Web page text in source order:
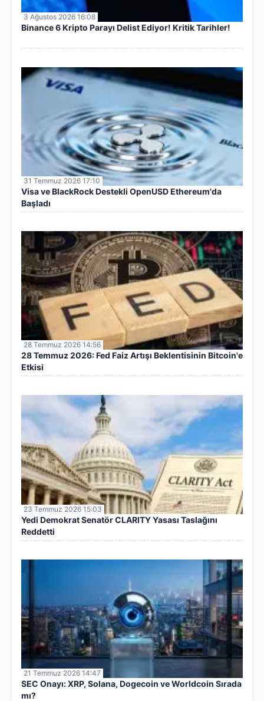
3 Ağustos 2026 16:08
Binance 6 Kripto Parayı Delist Ediyor! Kritik Tarihler!
31 Temmuz 2026 17:10
Visa ve BlackRock Destekli OpenUSD Ethereum'da
Başladı
28 Temmuz 2026 14:56
28 Temmuz 2026: Fed Faiz Artışı Beklentisinin Bitcoin'e
Etkisi
23 Temmuz 2026 15:03
Yedi Demokrat Senatör CLARITY Yasası Taslağını
Reddetti
21 Temmuz 2026 14:47
SEC Onayı: XRP, Solana, Dogecoin ve Worldcoin Sırada
mı?